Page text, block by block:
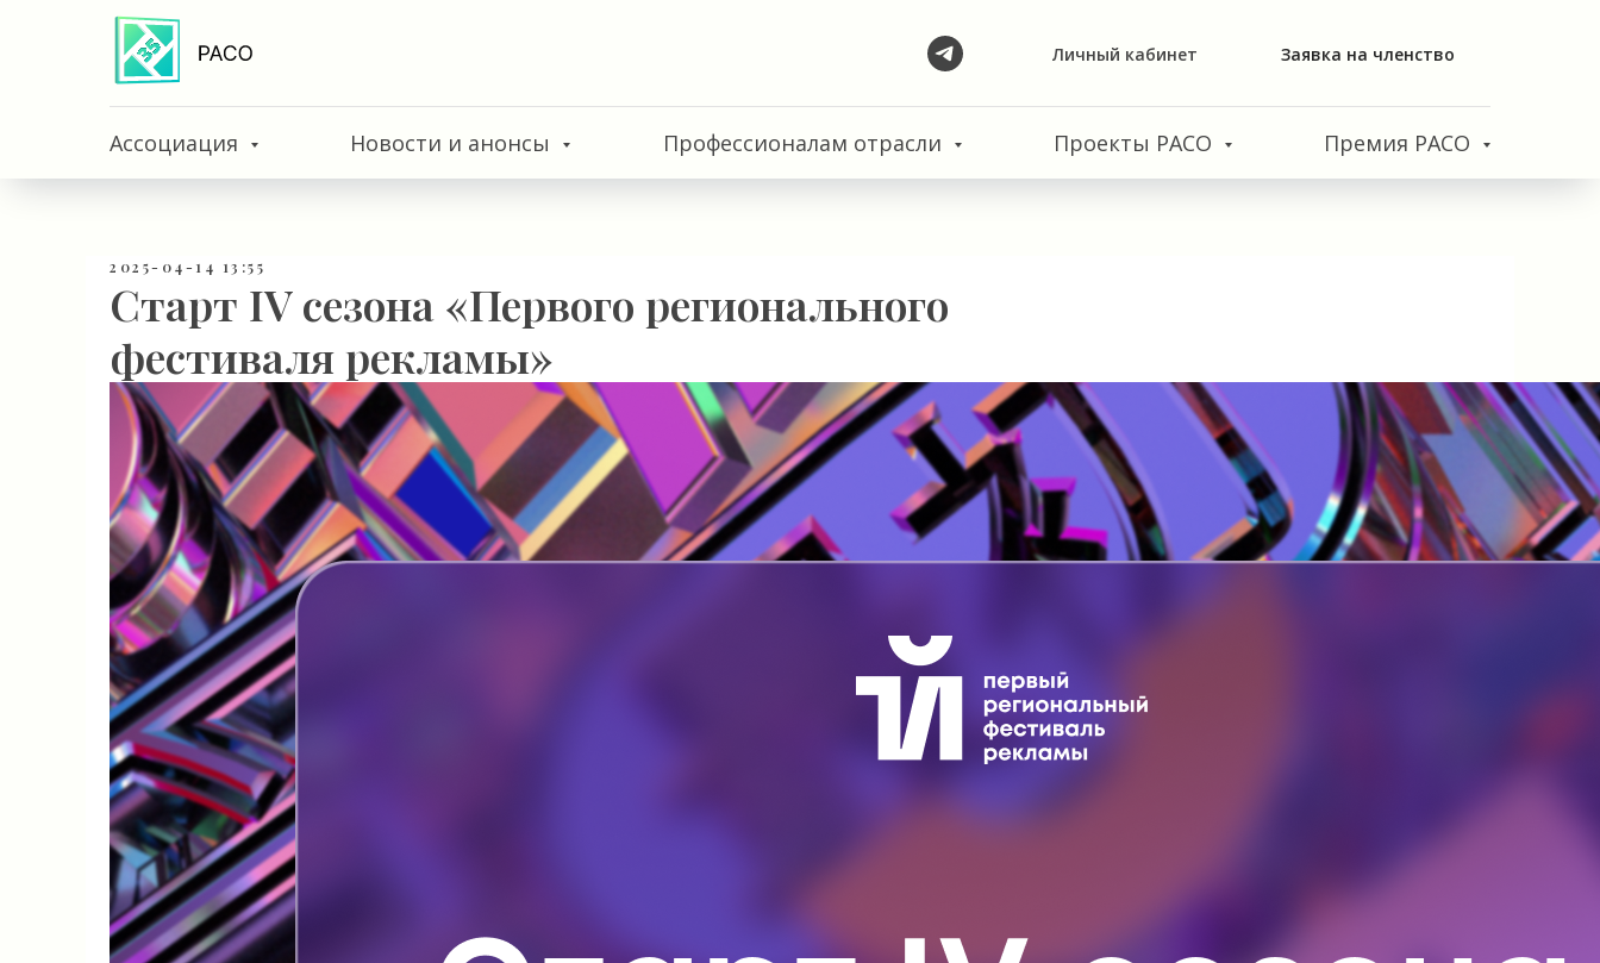
Личный кабинет Заявка на членство
Ассоциация Новости и анонсы Профессионалам отрасли Проекты РАСО Премия РАСО
2025-04-14 13:55
Старт IV сезона «Первого регионального
фестиваля рекламы»